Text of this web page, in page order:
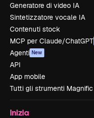
Generatore di video IA
Sintetizzatore vocale IA
Contenuti stock
MCP per Claude/ChatGPT
Agenti New
API
App mobile
Tutti gli strumenti Magnific
Inizia